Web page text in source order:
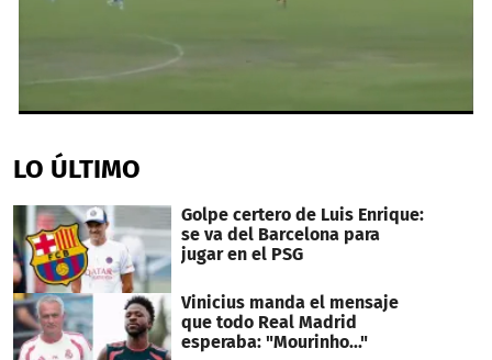
of
1
30
seconds
LO ÚLTIMO
Golpe certero de Luis Enrique:
se va del Barcelona para
jugar en el PSG
Vinicius manda el mensaje
que todo Real Madrid
esperaba: "Mourinho..."